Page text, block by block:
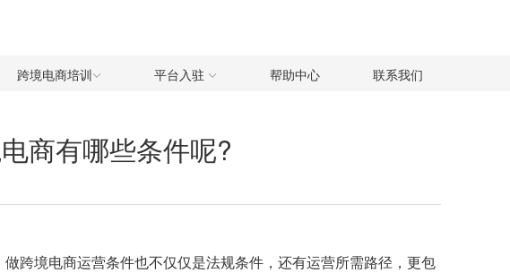
跨境电商培训 平台入驻 帮助中心 联系我们
商有哪些条件呢?
跨境电商运营条件也不仅仅是法规条件，还有运营所需路径，更包